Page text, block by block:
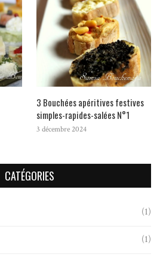
3 Bouchées apéritives festives
simples-rapides-salées N°1
3 décembre 2024
CATÉGORIES
(1)
(1)